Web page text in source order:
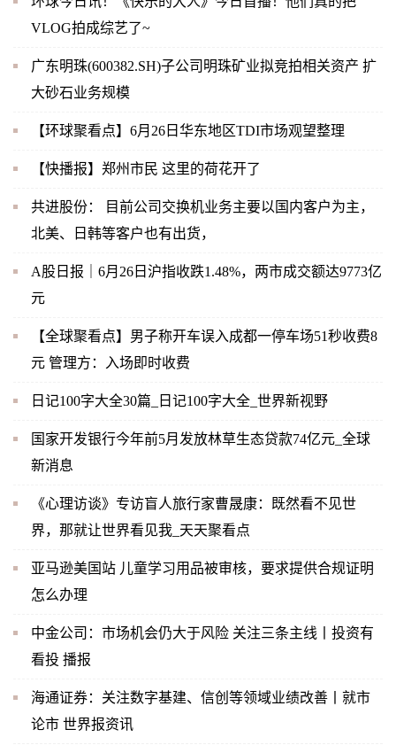
VLOG拍成综艺了~
广东明珠(600382.SH)子公司明珠矿业拟竞拍相关资产 扩
大砂石业务规模
【环球聚看点】6月26日华东地区TDI市场观望整理
【快播报】郑州市民 这里的荷花开了
共进股份： 目前公司交换机业务主要以国内客户为主，
北美、日韩等客户也有出货，
A股日报｜6月26日沪指收跌1.48%，两市成交额达9773亿
元
【全球聚看点】男子称开车误入成都一停车场51秒收费8
元 管理方：入场即时收费
日记100字大全30篇_日记100字大全_世界新视野
国家开发银行今年前5月发放林草生态贷款74亿元_全球
新消息
《心理访谈》专访盲人旅行家曹晟康：既然看不见世
界，那就让世界看见我_天天聚看点
亚马逊美国站 儿童学习用品被审核，要求提供合规证明
怎么办理
中金公司：市场机会仍大于风险 关注三条主线丨投资有
看投 播报
海通证券：关注数字基建、信创等领域业绩改善丨就市
论市 世界报资讯